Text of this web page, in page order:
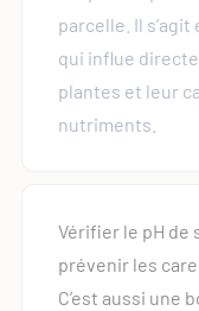
parcelle. Il
qui influe
plantes et leur
nutriments.
Vérifier le pH de
prévenir les
C’est aussi une